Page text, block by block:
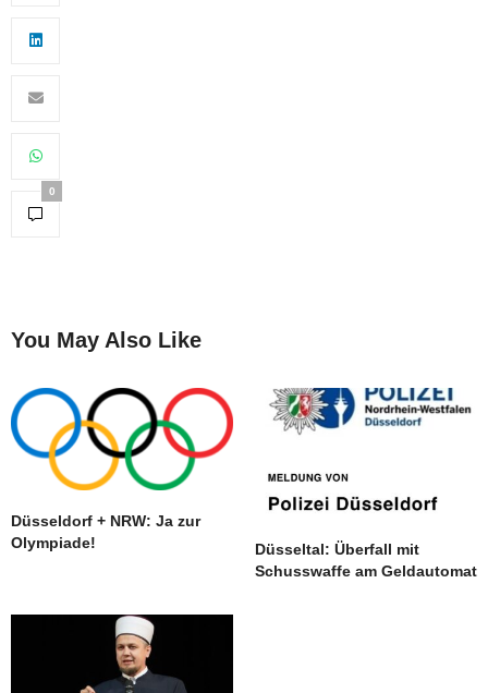
0
You May Also Like
Düsseldorf + NRW: Ja zur
Olympiade!
Düsseltal: Überfall mit
Schusswaffe am Geldautomat